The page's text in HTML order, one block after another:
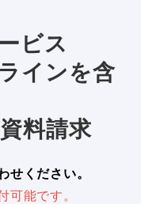
ビス
インを含
料請求
せください。
可能です。